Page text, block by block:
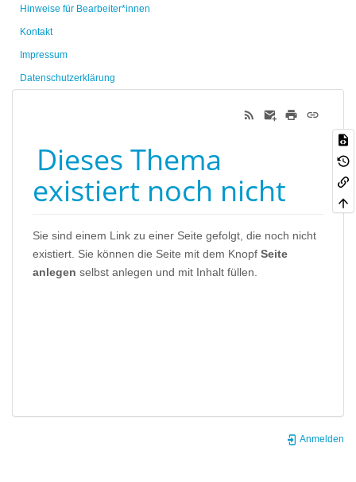
Hinweise für Bearbeiter*innen
Kontakt
Impressum
Datenschutzerklärung
Dieses Thema
existiert noch nicht
Sie sind einem Link zu einer Seite gefolgt, die noch nicht
existiert. Sie können die Seite mit dem Knopf Seite
anlegen selbst anlegen und mit Inhalt füllen.
Anmelden